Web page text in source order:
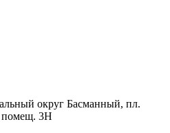
округ Басманный, пл.
помещ. 3Н